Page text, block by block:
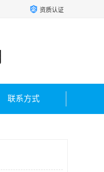
资质认证
联系方式